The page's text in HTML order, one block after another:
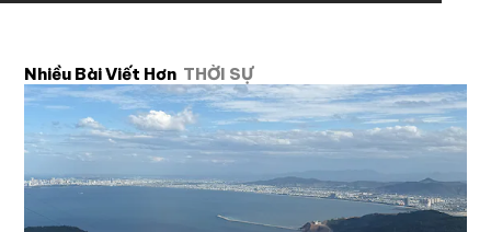
Nhiều Bài Viết Hơn THỜI SỰ